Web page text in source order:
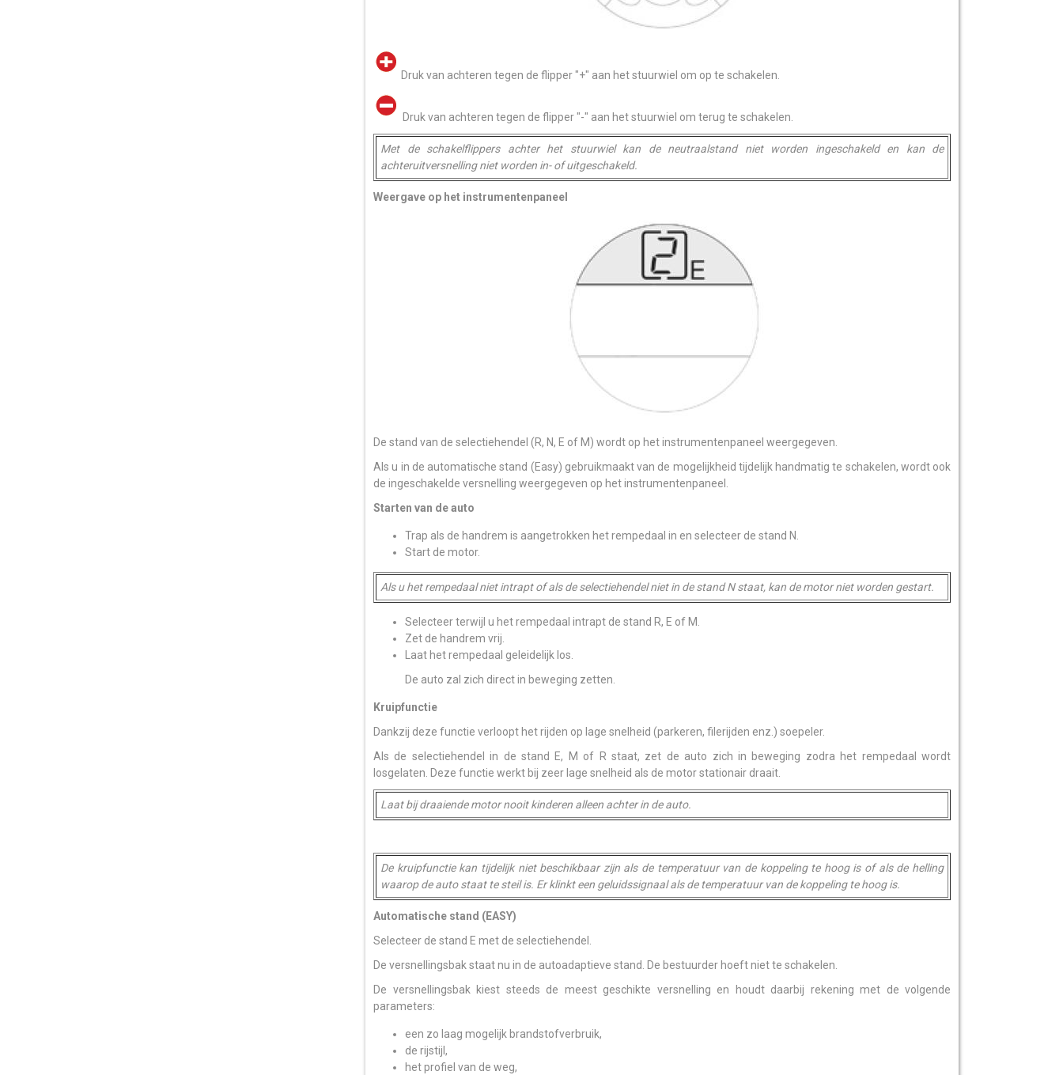
Druk van achteren tegen de flipper "+" aan het stuurwiel om op te schakelen.
Druk van achteren tegen de flipper "-" aan het stuurwiel om terug te schakelen.
Met de schakelflippers achter het stuurwiel kan de neutraalstand niet worden ingeschakeld en kan de
achteruitversnelling niet worden in- of uitgeschakeld.
Weergave op het instrumentenpaneel
De stand van de selectiehendel (R, N, E of M) wordt op het instrumentenpaneel weergegeven.
Als u in de automatische stand (Easy) gebruikmaakt van de mogelijkheid tijdelijk handmatig te schakelen, wordt ook
de ingeschakelde versnelling weergegeven op het instrumentenpaneel.
Starten van de auto
Trap als de handrem is aangetrokken het rempedaal in en selecteer de stand N.
Start de motor.
Als u het rempedaal niet intrapt of als de selectiehendel niet in de stand N staat, kan de motor niet worden gestart.
Selecteer terwijl u het rempedaal intrapt de stand R, E of M.
Zet de handrem vrij.
Laat het rempedaal geleidelijk los.
De auto zal zich direct in beweging zetten.
Kruipfunctie
Dankzij deze functie verloopt het rijden op lage snelheid (parkeren, filerijden enz.) soepeler.
Als de selectiehendel in de stand E, M of R staat, zet de auto zich in beweging zodra het rempedaal wordt
losgelaten. Deze functie werkt bij zeer lage snelheid als de motor stationair draait.
Laat bij draaiende motor nooit kinderen alleen achter in de auto.
De kruipfunctie kan tijdelijk niet beschikbaar zijn als de temperatuur van de koppeling te hoog is of als de helling
waarop de auto staat te steil is. Er klinkt een geluidssignaal als de temperatuur van de koppeling te hoog is.
Automatische stand (EASY)
Selecteer de stand E met de selectiehendel.
De versnellingsbak staat nu in de autoadaptieve stand. De bestuurder hoeft niet te schakelen.
De versnellingsbak kiest steeds de meest geschikte versnelling en houdt daarbij rekening met de volgende
parameters:
een zo laag mogelijk brandstofverbruik,
de rijstijl,
het profiel van de weg,